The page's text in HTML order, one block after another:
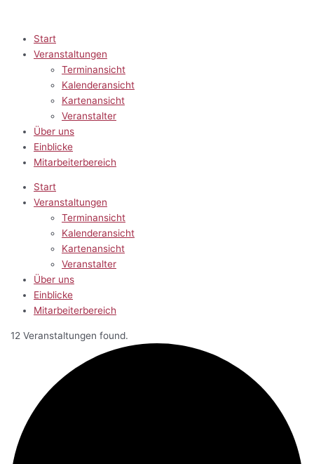
springenStart
Veranstaltungen
Terminansicht
Kalenderansicht
Kartenansicht
Veranstalter
Über uns
Einblicke
Mitarbeiterbereich
Start
Veranstaltungen
Terminansicht
Kalenderansicht
Kartenansicht
Veranstalter
Über uns
Einblicke
Mitarbeiterbereich
12 Veranstaltungen found.